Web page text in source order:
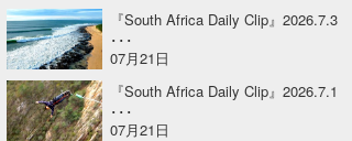
『South Africa Daily Clip』2026.7.3
･･･
07月21日
『South Africa Daily Clip』2026.7.1
･･･
07月21日
熊谷素子
植村未来
NOBUFUKU
大野”MAR”修聖
ECE
G◎Da
H